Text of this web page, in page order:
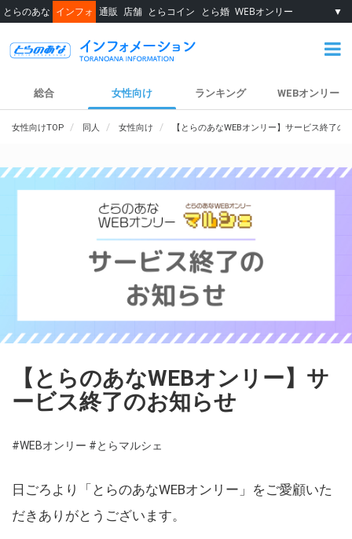
とらのあな インフォ 通販 店舗 とらコイン とら婚 WEBオンリー ▼
総合 女性向け ランキング WEBオンリー
女性向けTOP 同人 女性向け 【とらのあなWEBオンリー】サービス終了の
【とらのあなWEBオンリー】サ
ービス終了のお知らせ
#WEBオンリー #とらマルシェ
日ごろより「とらのあなWEBオンリー」をご愛顧いた
だきありがとうございます。